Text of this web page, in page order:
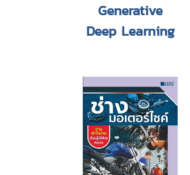
Generative
Deep Learning